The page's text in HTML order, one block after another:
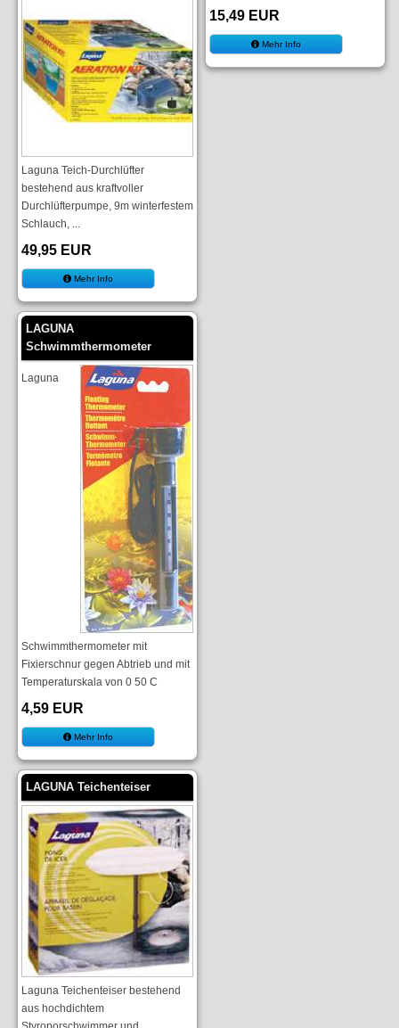
Laguna Teich-Durchlüfter
bestehend aus kraftvoller
Durchlüfterpumpe, 9m winterfestem
Schlauch, ...
49,95 EUR
Mehr Info
LAGUNA
Schwimmthermometer
Laguna
Schwimmthermometer mit
Fixierschnur gegen Abtrieb und mit
Temperaturskala von 0 50 C
4,59 EUR
Mehr Info
LAGUNA Teichenteiser
Laguna Teichenteiser bestehend
aus hochdichtem
15,49 EUR
Mehr Info